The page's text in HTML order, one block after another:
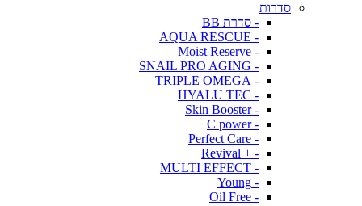
סדרות
- סדרת BB
- AQUA RESCUE
- Moist Reserve
- SNAIL PRO AGING
- TRIPLE OMEGA
- HYALU TEC
- Skin Booster
- C power
- Perfect Care
- + Revival
- MULTI EFFECT
- Young
- Oil Free